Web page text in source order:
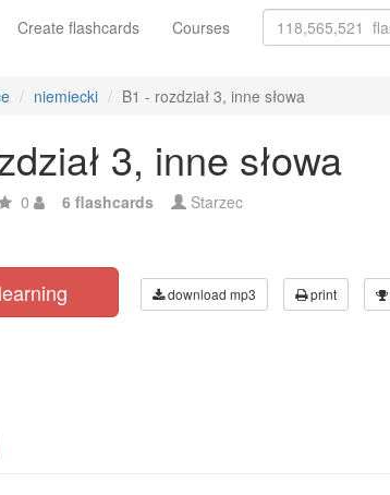
Create flashcards Courses
niemiecki B1 - rozdział 3, inne słowa
3, inne słowa
0 6 flashcards Starzec
download mp3 print